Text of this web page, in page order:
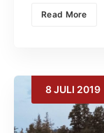
Read More
8JULI 2019